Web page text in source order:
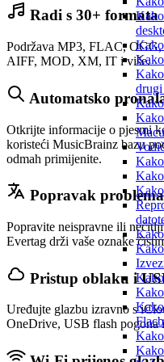
drugi
Macu
Radi s 30+ formata
Podržava MP3, FLAC,
AIFF, MOD, XM, IT i više.
Automatsko
Otkrijte informacije o pjesmi
koristeći MusicBrainz bazu
odmah primijenite.
Popravak
Popravite neispravne ili
Evertag drži vaše oznake
Pristup oblaku i
Uređujte glazbu izravno s
OneDrive, USB flash